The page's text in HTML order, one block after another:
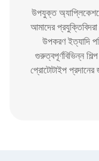
উপযুক্ত
আমাদের
উপকরণ ইত্যাদি
গুরুত্বপূর্ণবিভিন্ন
প্রোটোটাইপ